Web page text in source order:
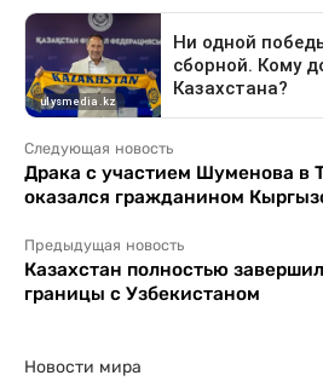
Следующая новость
Драка с участием Шуменова в
оказался гражданином
Предыдущая новость
Казахстан полностью
границы с Узбекистаном
Новости мира